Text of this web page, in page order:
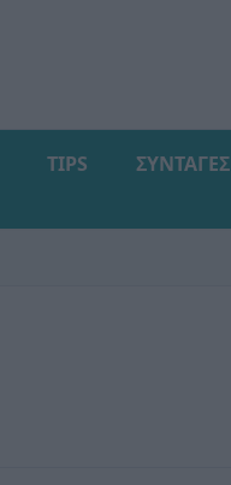
TIPS ΣΥΝΤΑΓΕΣ